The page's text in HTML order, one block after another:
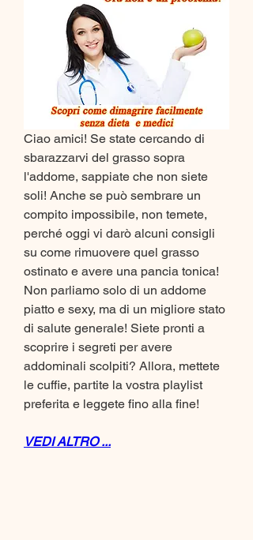
Ciao amici! Se state cercando di
sbarazzarvi del grasso sopra
l'addome, sappiate che non siete
soli! Anche se può sembrare un
compito impossibile, non temete,
perché oggi vi darò alcuni consigli
su come rimuovere quel grasso
ostinato e avere una pancia tonica!
Non parliamo solo di un addome
piatto e sexy, ma di un migliore stato
di salute generale! Siete pronti a
scoprire i segreti per avere
addominali scolpiti? Allora, mettete
le cuffie, partite la vostra playlist
preferita e leggete fino alla fine!
VEDI ALTRO ...